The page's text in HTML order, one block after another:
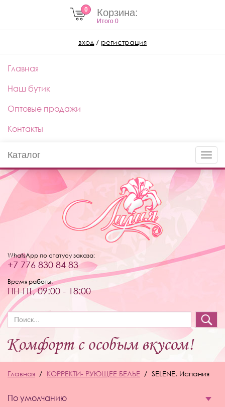
0 Корзина:
Итого 0
вход / регистрация
Главная
Наш бутик
Оптовые продажи
Контакты
Toggle
Каталог
WhatsApp по статусу заказа:
+7 776 830 84 83
Время работы:
ПН-ПТ, 09:00 - 18:00
Форма поиска
Главная КОРРЕКТИ- РУЮЩЕЕ БЕЛЬЕ SELENE, Испания
По умолчанию